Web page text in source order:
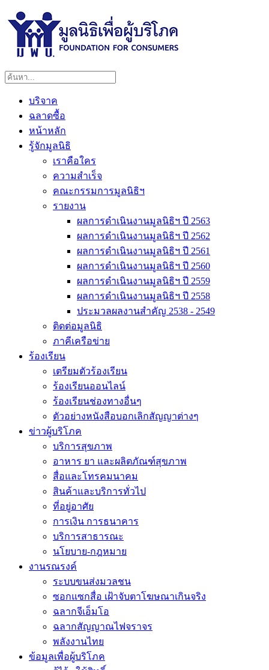
บริจาค
ฉลาดซื้อ
หน้าหลัก
รู้จักมูลนิธิ
เราคือใคร
ความสำเร็จ
คณะกรรมการมูลนิธิฯ
รายงาน
ผลการดำเนินงานมูลนิธิฯ ปี 2563
ผลการดำเนินงานมูลนิธิฯ ปี 2562
ผลการดำเนินงานมูลนิธิฯ ปี 2561
ผลการดำเนินงานมูลนิธิฯ ปี 2560
ผลการดำเนินงานมูลนิธิฯ ปี 2559
ผลการดำเนินงานมูลนิธิฯ ปี 2558
ประมวลผลงานสำคัญ 2538 - 2549
ติดต่อมูลนิธิ
ภาคีเครือข่าย
ร้องเรียน
เตรียมตัวร้องเรียน
ร้องเรียนออนไลน์
ร้องเรียนช่องทางอื่นๆ
ตัวอย่างหนังสือบอกเลิกสัญญาต่างๆ
ข่าวผู้บริโภค
บริการสุขภาพ
อาหาร ยา และผลิตภัณฑ์สุขภาพ
สื่อและโทรคมนาคม
สินค้าและบริการทั่วไป
ที่อยู่อาศัย
การเงิน การธนาคาร
บริการสาธารณะ
นโยบาย-กฎหมาย
งานรณรงค์
ระบบขนส่งมวลชน
ซอกแซกสื่อ เฝ้าจับตาโฆษณาเกินจริง
ฉลากจีเอ็มโอ
ฉลากสัญญาณไฟจราจร
พลังงานไทย
ข้อมูลเพื่อผู้บริโภค